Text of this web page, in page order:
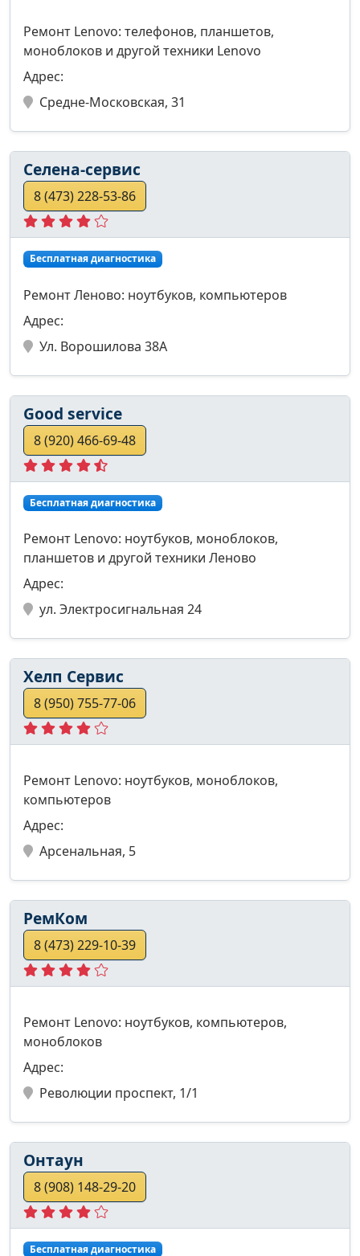
Ремонт Lenovo: телефонов, планшетов,
моноблоков и другой техники Lenovo
Адрес:
Средне-Московская, 31
Селена-сервис
8 (473) 228-53-86
Бесплатная диагностика
Ремонт Леново: ноутбуков, компьютеров
Адрес:
Ул. Ворошилова 38А
Good service
8 (920) 466-69-48
Бесплатная диагностика
Ремонт Lenovo: ноутбуков, моноблоков,
планшетов и другой техники Леново
Адрес:
ул. Электросигнальная 24
Хелп Сервис
8 (950) 755-77-06
Ремонт Lenovo: ноутбуков, моноблоков,
компьютеров
Адрес:
Арсенальная, 5
РемКом
8 (473) 229-10-39
Ремонт Lenovo: ноутбуков, компьютеров,
моноблоков
Адрес:
Революции проспект, 1/1
Онтаун
8 (908) 148-29-20
Бесплатная диагностика